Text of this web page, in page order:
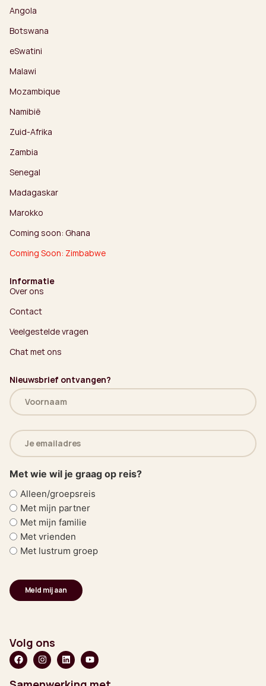
Angola
Botswana
eSwatini
Malawi
Mozambique
Namibië
Zuid-Afrika
Zambia
Senegal
Madagaskar
Marokko
Coming soon: Ghana
Coming Soon: Zimbabwe
Informatie
Over ons
Contact
Veelgestelde vragen
Chat met ons
Nieuwsbrief ontvangen?
Naam
(Vereist)
E-
mailadres
(Vereist)
Met wie wil je graag op reis?
Alleen/groepsreis
Met mijn partner
Met mijn familie
Met vrienden
Met lustrum groep
Volg ons